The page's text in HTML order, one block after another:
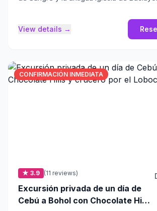
View details →
CONFIRMACIÓN INMEDIATA
★ 3.9 (11 reviews)
Excursión privada de un día de
Cebú a Bohol con Chocolate Hills